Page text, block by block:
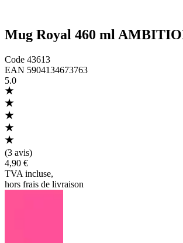
Mug Royal 460 ml
Code 43613
EAN 5904134673763
5.0
(3 avis)
4,90 €
TVA incluse,
hors frais de livraison